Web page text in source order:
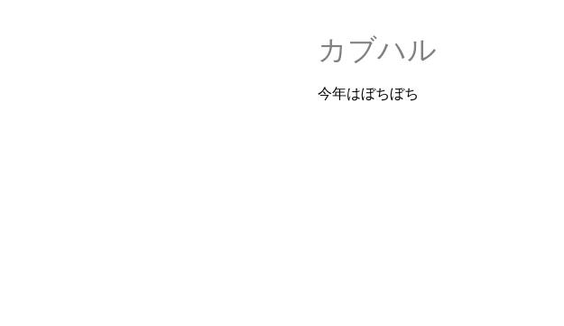
カブハル
今年はぼちぼち